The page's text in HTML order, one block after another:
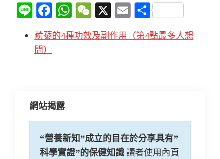
Li
n
e
Fa
ce
b
W
h
at
W
e
C
X
E
m
ai
分
享
蒺藜的4種功效及副作用（第4點最多人想
問）
網站揭露
“營養新知”成立的目在於分享具有”
科學實證”的保健知識讀者使用內頁